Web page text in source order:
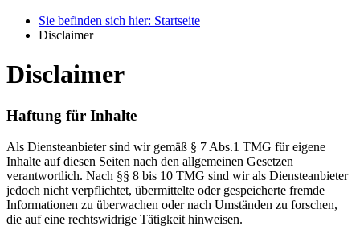
Sie befinden sich hier: Startseite
Disclaimer
Disclaimer
Haftung für Inhalte
Als Diensteanbieter sind wir gemäß § 7 Abs.1 TMG für eigene
Inhalte auf diesen Seiten nach den allgemeinen Gesetzen
verantwortlich. Nach §§ 8 bis 10 TMG sind wir als Diensteanbieter
jedoch nicht verpflichtet, übermittelte oder gespeicherte fremde
Informationen zu überwachen oder nach Umständen zu forschen,
die auf eine rechtswidrige Tätigkeit hinweisen.